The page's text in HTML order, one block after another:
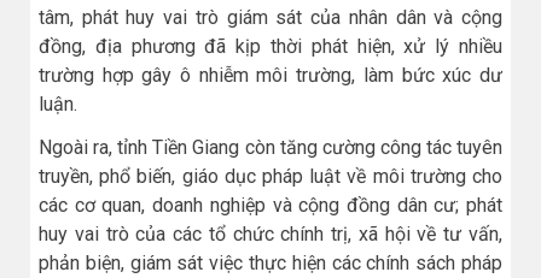
tâm, phát huy vai trò giám sát của nhân dân và cộng
đồng, địa phương đã kịp thời phát hiện, xử lý nhiều
trường hợp gây ô nhiễm môi trường, làm bức xúc dư
luận.
Ngoài ra, tỉnh Tiền Giang còn tăng cường công tác tuyên
truyền, phổ biến, giáo dục pháp luật về môi trường cho
các cơ quan, doanh nghiệp và cộng đồng dân cư; phát
huy vai trò của các tổ chức chính trị, xã hội về tư vấn,
phản biện, giám sát việc thực hiện các chính sách pháp